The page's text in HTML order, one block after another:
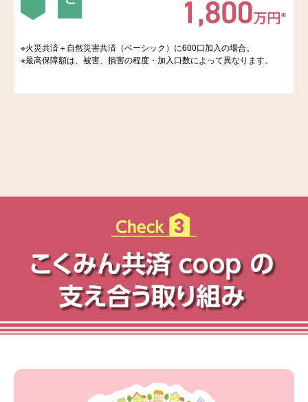
※火災共済＋自然災害共済（ベーシック）に600口加入の場合。
※最高保障額は、被害、損害の程度・加入口数によって異なります。